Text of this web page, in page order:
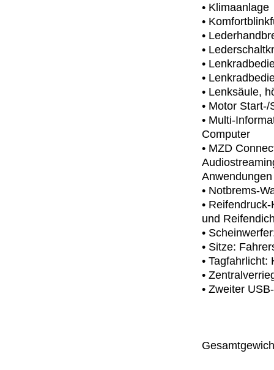
• Klimaanlage
•
•
•
•
•
• Lenksäule,
• Motor
• Multi-
Computer
• MZD
Anwendungen
• Notbrems-
•
und
•
• Sitze:
• Tagfahrlicht:
•
• Zweiter